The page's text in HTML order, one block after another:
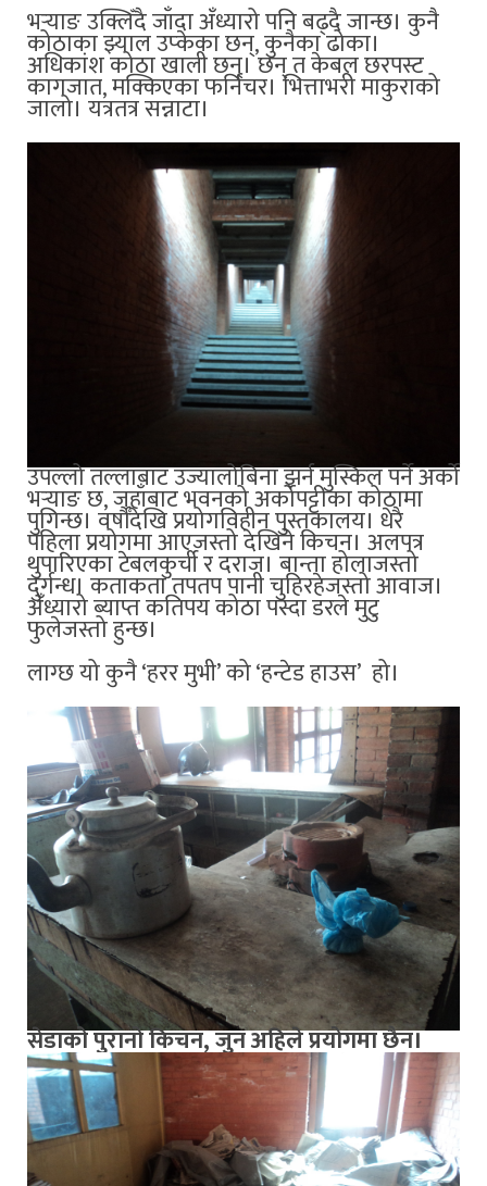
भर्‍याङ उक्लिँदै जाँदा अँध्यारो पनि बढ्दै जान्छ। कुनै
कोठाका झ्याल उप्केका छन्, कुनैका ढोका।
अधिकांश कोठा खाली छन्। छन् त केबल छरपस्ट
कागजात, मक्किएका फर्निचर। भित्ताभरी माकुराको
जालो। यत्रतत्र सन्नाटा।
उपल्लो तल्लाबाट उज्यालोबिना झर्न मुस्किल पर्ने अर्को
भर्‍याङ छ, जहाँबाट भवनको अर्कोपट्टीका कोठामा
पुगिन्छ। वर्षौँदेखि प्रयोगविहीन पुस्तकालय। धेरै
पहिला प्रयोगमा आएजस्तो देखिने किचन। अलपत्र
थुपारिएका टेबलकुर्ची र दराज। बान्ता होलाजस्तो
दुर्गन्ध। कताकता तपतप पानी चुहिरहेजस्तो आवाज।
अँध्यारो ब्याप्त कतिपय कोठा पस्दा डरले मुटु
फुलेजस्तो हुन्छ।
लाग्छ यो कुनै ‘हरर मुभी’ को ‘हन्टेड हाउस’ हो।
सेडाको पुरानो किचन, जुन अहिले प्रयोगमा छैन।